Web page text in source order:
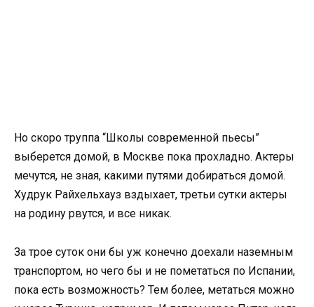
Но скоро труппа “Школы современной пьесы”
выберется домой, в Москве пока прохладно. Актеры
мечутся, не зная, какими путями добираться домой.
Худрук Райхельхауз вздыхает, третьи сутки актеры
на родину рвутся, и все никак.
За трое суток они бы уж конечно доехали наземным
транспортом, но чего бы и не пометаться по Испании,
пока есть возможность? Тем более, метаться можно